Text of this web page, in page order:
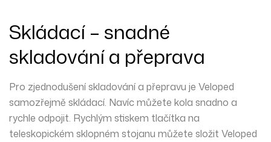
Skládací – snadné
skladování a přeprava
Pro zjednodušení skladování a přepravu je Veloped
samozřejmě skládací. Navíc můžete kola snadno a
rychle odpojit. Rychlým stiskem tlačítka na
teleskopickém sklopném stojanu můžete složit Veloped